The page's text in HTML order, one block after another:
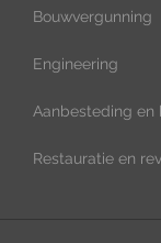
Bouwvergunning
Engineering
Aanbesteding en
Restauratie en